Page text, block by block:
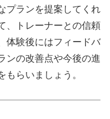
プランを提案してくれ
、トレーナーとの信頼
体験後にはフィードバ
ンの改善点や今後の進
らいましょう。